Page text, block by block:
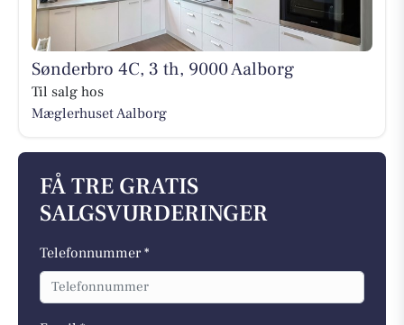
Sønderbro 4C, 3 th, 9000 Aalborg
Til salg hos
Mæglerhuset Aalborg
FÅ TRE GRATIS
SALGSVURDERINGER
Telefonnummer *